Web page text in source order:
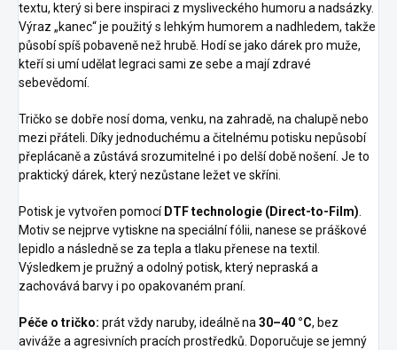
textu, který si bere inspiraci z mysliveckého humoru a nadsázky.
Výraz „kanec“ je použitý s lehkým humorem a nadhledem, takže
působí spíš pobaveně než hrubě. Hodí se jako dárek pro muže,
kteří si umí udělat legraci sami ze sebe a mají zdravé
sebevědomí.
Tričko se dobře nosí doma, venku, na zahradě, na chalupě nebo
mezi přáteli. Díky jednoduchému a čitelnému potisku nepůsobí
přeplácaně a zůstává srozumitelné i po delší době nošení. Je to
praktický dárek, který nezůstane ležet ve skříni.
Potisk je vytvořen pomocí DTF technologie (Direct-to-Film).
Motiv se nejprve vytiskne na speciální fólii, nanese se práškové
lepidlo a následně se za tepla a tlaku přenese na textil.
Výsledkem je pružný a odolný potisk, který nepraská a
zachovává barvy i po opakovaném praní.
Péče o tričko: prát vždy naruby, ideálně na30–40 °C, bez
aviváže a agresivních pracích prostředků. Doporučuje se jemný